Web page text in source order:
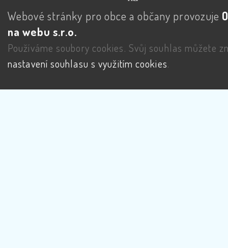
Webové stránky pro obce a občany provozuje
na webu s.r.o.
Používáme soubory cookies. Svůj souhlas můžete
nastavení souhlasu s využitím cookies.